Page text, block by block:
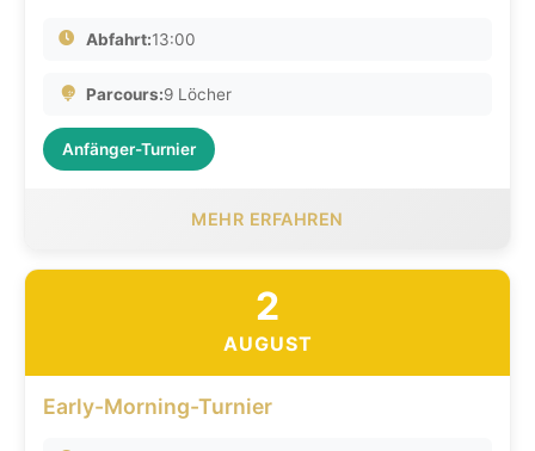
Abfahrt:13:00
Parcours:9 Löcher
Anfänger-Turnier
MEHR ERFAHREN
2
AUGUST
Early-Morning-Turnier